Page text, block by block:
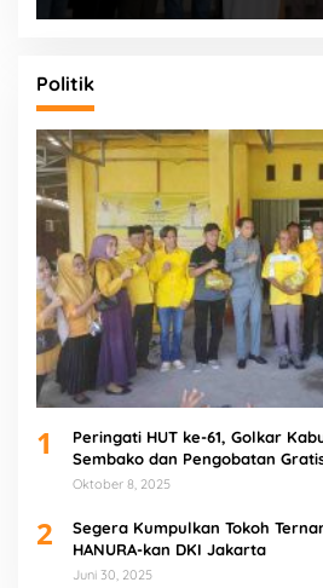
Politik
1
Peringati HUT ke-61, Golkar
Sembako dan Pengobatan
Oktober 8, 2025
2
Segera Kumpulkan Tokoh
HANURA-kan DKI Jakarta
Juni 30, 2025